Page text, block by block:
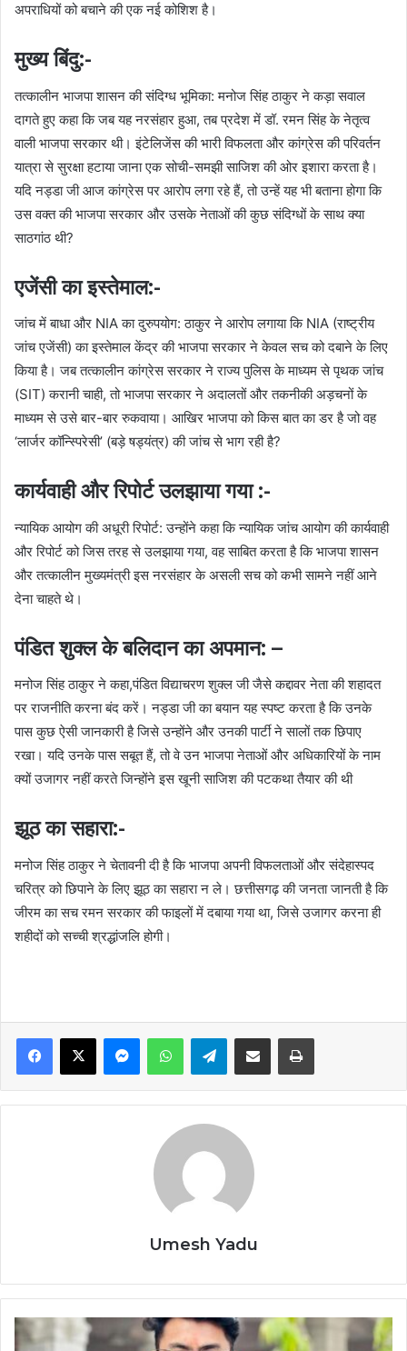
अपराधियों को बचाने की एक नई कोशिश है।
​मुख्य बिंदु:-
​तत्कालीन भाजपा शासन की संदिग्ध भूमिका: मनोज सिंह ठाकुर ने कड़ा सवाल
दागते हुए कहा कि जब यह नरसंहार हुआ, तब प्रदेश में डॉ. रमन सिंह के नेतृत्व
वाली भाजपा सरकार थी। इंटेलिजेंस की भारी विफलता और कांग्रेस की परिवर्तन
यात्रा से सुरक्षा हटाया जाना एक सोची-समझी साजिश की ओर इशारा करता है।
यदि नड्डा जी आज कांग्रेस पर आरोप लगा रहे हैं, तो उन्हें यह भी बताना होगा कि
उस वक्त की भाजपा सरकार और उसके नेताओं की कुछ संदिग्धों के साथ क्या
साठगांठ थी?
एजेंसी का इस्तेमाल:-
​जांच में बाधा और NIA का दुरुपयोग: ठाकुर ने आरोप लगाया कि NIA (राष्ट्रीय
जांच एजेंसी) का इस्तेमाल केंद्र की भाजपा सरकार ने केवल सच को दबाने के लिए
किया है। जब तत्कालीन कांग्रेस सरकार ने राज्य पुलिस के माध्यम से पृथक जांच
(SIT) करानी चाही, तो भाजपा सरकार ने अदालतों और तकनीकी अड़चनों के
माध्यम से उसे बार-बार रुकवाया। आखिर भाजपा को किस बात का डर है जो वह
‘लार्जर कॉन्स्पिरेसी’ (बड़े षड्यंत्र) की जांच से भाग रही है?
कार्यवाही और रिपोर्ट उलझाया गया :-
​न्यायिक आयोग की अधूरी रिपोर्ट: उन्होंने कहा कि न्यायिक जांच आयोग की कार्यवाही
और रिपोर्ट को जिस तरह से उलझाया गया, वह साबित करता है कि भाजपा शासन
और तत्कालीन मुख्यमंत्री इस नरसंहार के असली सच को कभी सामने नहीं आने
देना चाहते थे।
​पंडित शुक्ल के बलिदान का अपमान: –
मनोज सिंह ठाकुर ने कहा,पंडित विद्याचरण शुक्ल जी जैसे कद्दावर नेता की शहादत
पर राजनीति करना बंद करें। नड्डा जी का बयान यह स्पष्ट करता है कि उनके
पास कुछ ऐसी जानकारी है जिसे उन्होंने और उनकी पार्टी ने सालों तक छिपाए
रखा। यदि उनके पास सबूत हैं, तो वे उन भाजपा नेताओं और अधिकारियों के नाम
क्यों उजागर नहीं करते जिन्होंने इस खूनी साजिश की पटकथा तैयार की थी
झूठ का सहारा:-
मनोज सिंह ठाकुर ने चेतावनी दी है कि भाजपा अपनी विफलताओं और संदेहास्पद
चरित्र को छिपाने के लिए झूठ का सहारा न ले। छत्तीसगढ़ की जनता जानती है कि
जीरम का सच रमन सरकार की फाइलों में दबाया गया था, जिसे उजागर करना ही
शहीदों को सच्ची श्रद्धांजलि होगी।
Facebook
X MessengerWhatsAppTelegramShare via Email Print
Umesh Yadu